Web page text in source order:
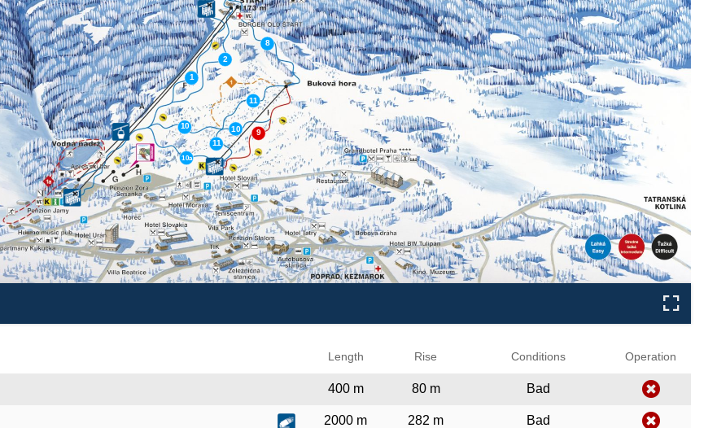
1
2
8
9
10 10
11
11
10a
❌
❌
❌
Length Rise Conditions Operation
400 m 80 m Bad
2000 m 282 m Bad